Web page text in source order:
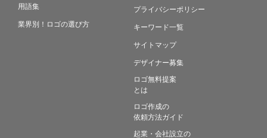
用語集
業界別！ロゴの選び方
プライバシーポリシー
キーワード一覧
サイトマップ
デザイナー募集
ロゴ無料提案
とは
ロゴ作成の
依頼方法ガイド
起業・会社設立の